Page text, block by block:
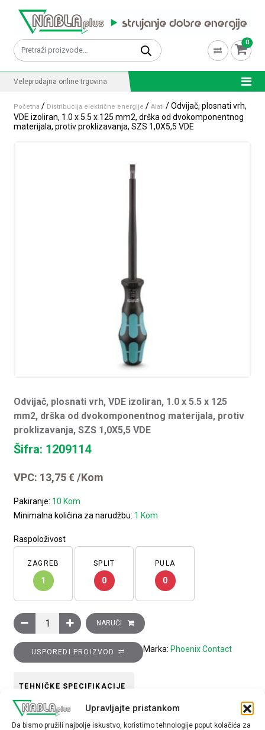
Upravljajte pristankom
Da bismo pružili najbolje iskustvo, koristimo tehnologije poput kolačića za
Pretraži: 0
Veleprodajna online trgovina
Početna / Distribucija električne energije /Alati / Odvijač, plosnati vrh,
VDE izoliran, 1.0 x 5.5 x 125 mm2, drška od dvokomponentnog
materijala, protiv proklizavanja, SZS 1,0X5,5 VDE
Odvijač, plosnati vrh, VDE izoliran, 1.0 x 5.5 x 125
mm2, drška od dvokomponentnog materijala, protiv
proklizavanja, SZS 1,0X5,5 VDE
Šifra: 1209114
VPC: 13,75€ /Kom
Pakiranje: 10 Kom
Minimalna količina za narudžbu: 1 Kom
Raspoloživost
ZAGREB
1
SPLIT
0
PULA
0
Odvijač, plosnati vrh, VDE izoliran, 1.0 x 5.5 x 125 mm2,
NARUČI
USPOREDI PROIZVOD Marka: Phoenix Contact
TEHNIČKE SPECIFIKACIJE
materijal